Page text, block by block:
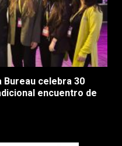
Bureau celebra 30
encuentro de